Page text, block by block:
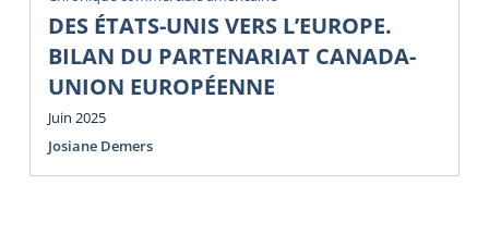
DES ÉTATS-UNIS VERS L’EUROPE.
BILAN DU PARTENARIAT CANADA-
UNION EUROPÉENNE
Juin 2025
Josiane Demers